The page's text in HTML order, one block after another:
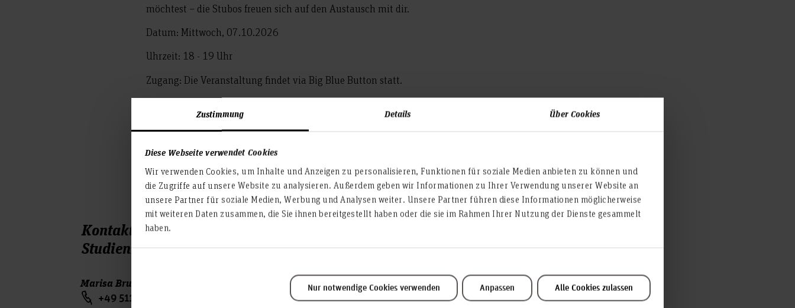
Zustimmung Details Über Cookies
Diese Webseite verwendet Cookies
Wir verwenden Cookies, um Inhalte und Anzeigen zu personalisieren, Funktionen für soziale Medien anbieten zu können und
die Zugriffe auf unsere Website zu analysieren. Außerdem geben wir Informationen zu Ihrer Verwendung unserer Website an
unsere Partner für soziale Medien, Werbung und Analysen weiter. Unsere Partner führen diese Informationen möglicherweise
mit weiteren Daten zusammen, die Sie ihnen bereitgestellt haben oder die sie im Rahmen Ihrer Nutzung der Dienste gesammelt
haben.
Nur notwendige Cookies verwenden Anpassen Alle Cookies zulassen
möchtest – die Stubos freuen sich auf den Austausch mit dir.
Datum: Mittwoch, 07.10.2026
Uhrzeit: 18 - 19 Uhr
Zugang: Die Veranstaltung findet via Big Blue Button statt.
dazu und komm mit den Studienbotschafter*innen ins Gespräch.
Kontakt Team
Studienbotschafter*innen
Marisa Bruhin
+49 511 9296 8817